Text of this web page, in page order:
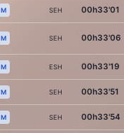
M SEH 00h33'01
M SEH 00h33'06
M ESH 00h33'19
M SEH 00h33'51
M SEH 00h33'54